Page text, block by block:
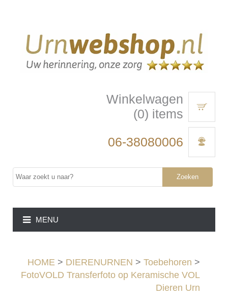
Winkelwagen
(0) items
06-38080006
Zoeken
MENU
HOME > DIERENURNEN > Toebehoren >
FotoVOLD Transferfoto op Keramische VOL
Dieren Urn